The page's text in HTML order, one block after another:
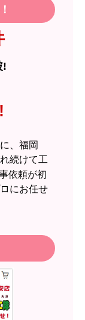
ー 【注
ら）
うだった
!
、福岡
続けて工
依頼が初
にお任せ